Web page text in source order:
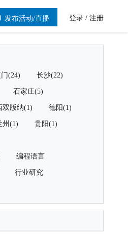
发布活动/直播 登录 / 注册
(24) 长沙(22)
石家庄(5)
双版纳(1) 德阳(1)
州(1) 贵阳(1)
编程语言
行业研究